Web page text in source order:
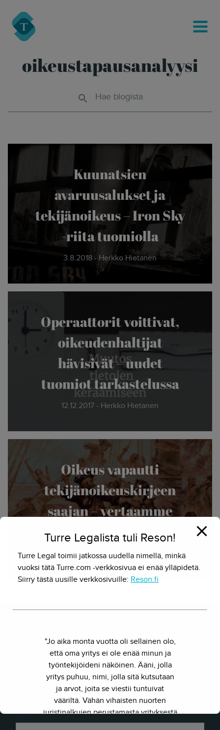
Turre Legal
MENU
oikeustapausanalyysi
Hae blogista
Kuunatsien
avaruusalukset ja
tekijänoikeus – Iron Sky
-riita tuomiolla
3.8.2018 - Herkko Hietanen
Operaattorit voittivat,
oikeudenhaltijat
hävisivät – uudet
tuomiot tarkastelussa
12.12.2017 - Herkko Hietanen
Oikeus vapautti
tekijänoikeuskirjeen
saajan – vertaamme
tapauksia
9.2.2017 - Herkko Hietanen
Ota yhteyttä
Turre Legalista tuli Reson!
Turre Legal toimii jatkossa uudella nimellä, minkä
vuoksi tätä Turre.com -verkkosivua ei enää ylläpidetä.
Siirry tästä uusille verkkosivuille: Reson.fi
"Jo aika monta vuotta oli sellainen olo,
että oma yritys ei ole enää minun ja
työntekijöideni näköinen. Ääni, jolla
yritys puhuu, nimi, jolla sitä kutsutaan
ja arvot, joita se viestii tuntuivat
vääriltä. Vähän vihaisten nuorten
juristinalkujen perustamasta yrityksestä
on kasvanut kokenut ja